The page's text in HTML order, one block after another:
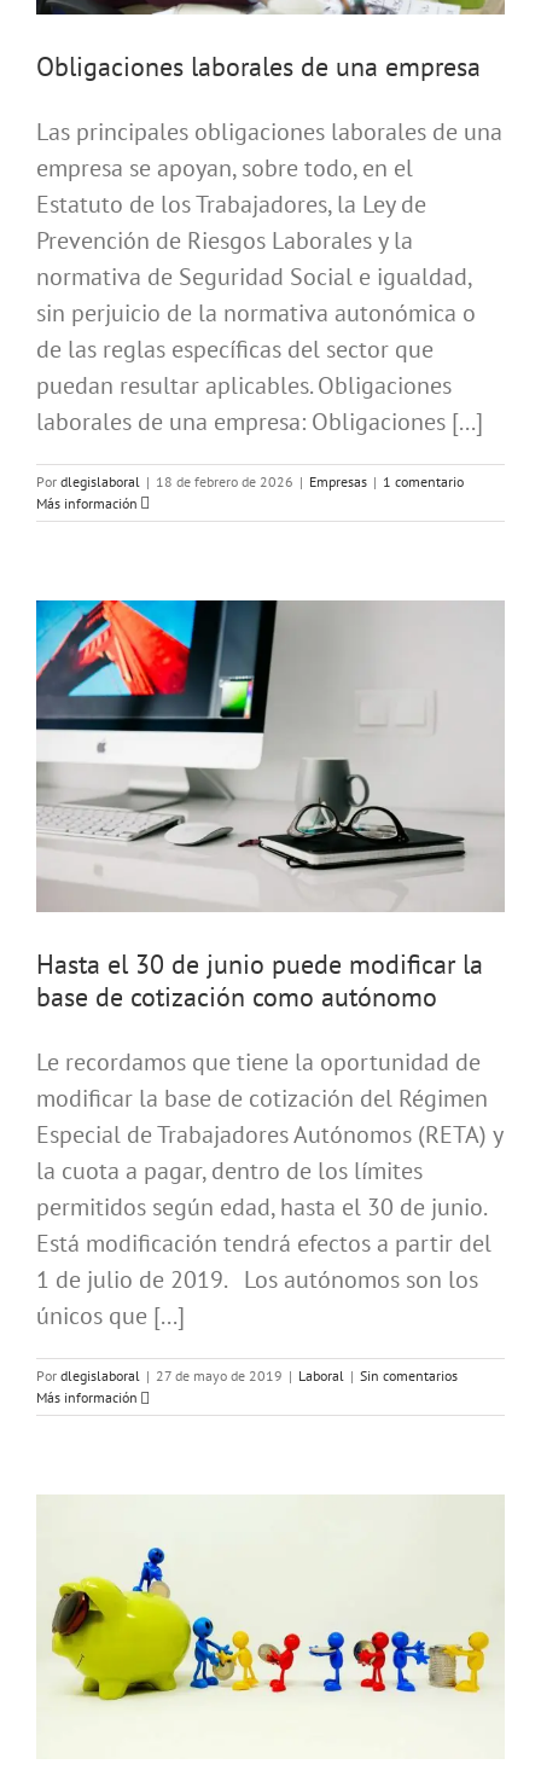
Obligaciones laborales de una empresa
Las principales obligaciones laborales de una
empresa se apoyan, sobre todo, en el
Estatuto de los Trabajadores, la Ley de
Prevención de Riesgos Laborales y la
normativa de Seguridad Social e igualdad,
sin perjuicio de la normativa autonómica o
de las reglas específicas del sector que
puedan resultar aplicables. Obligaciones
laborales de una empresa: Obligaciones [...]
Por dlegislaboral | 18 de febrero de 2026 | Empresas | 1 comentario
Más información
Hasta el 30 de junio puede modificar la
base de cotización como autónomo
Le recordamos que tiene la oportunidad de
modificar la base de cotización del Régimen
Especial de Trabajadores Autónomos (RETA) y
la cuota a pagar, dentro de los límites
permitidos según edad, hasta el 30 de junio.
Está modificación tendrá efectos a partir del
1 de julio de 2019. Los autónomos son los
únicos que [...]
Por dlegislaboral | 27 de mayo de 2019 | Laboral | Sin comentarios
Más información